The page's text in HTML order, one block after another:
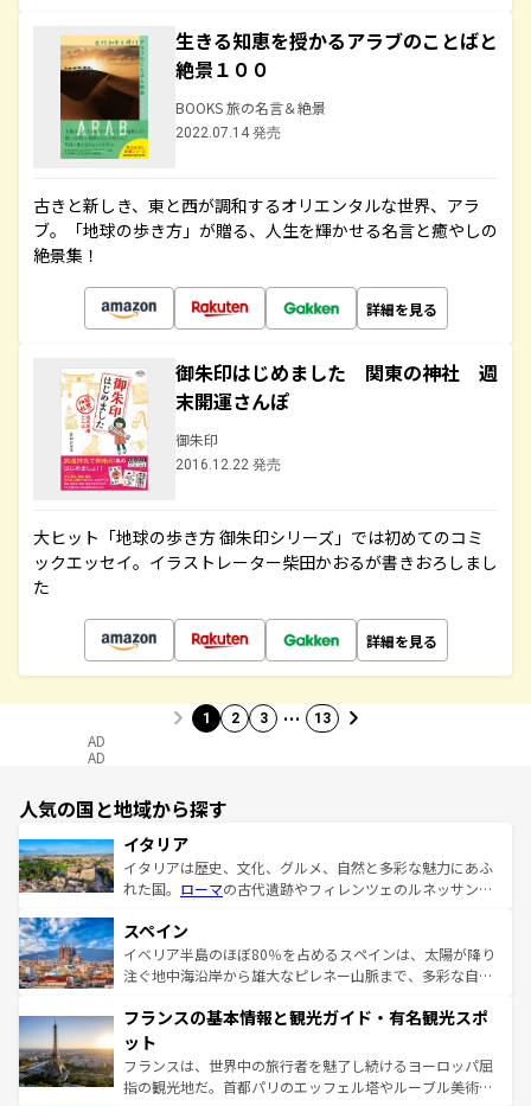
生きる知恵を授かるアラブのことばと
絶景１００
BOOKS 旅の名言＆絶景
2022.07.14 発売
古きと新しき、東と西が調和するオリエンタルな世界、アラ
ブ。「地球の歩き方」が贈る、人生を輝かせる名言と癒やしの
絶景集！
詳細を見る
御朱印はじめました 関東の神社 週
末開運さんぽ
御朱印
2016.12.22 発売
大ヒット「地球の歩き方 御朱印シリーズ」では初めてのコミ
ックエッセイ。イラストレーター柴田かおるが書きおろしまし
た
詳細を見る
1 2 3 … 13
AD
AD
人気の国と地域から探す
イタリア
イタリアは歴史、文化、グルメ、自然と多彩な魅力にあふ
れた国。 ローマの古代遺跡やフィレンツェのルネッサンス
ろん、トスカーナの美しい田園風景やアマルフィ海岸の絶
景など、自然景観も見逃せない。観光の合間には、本場の
ピザやパスタなど、絶品のイタリア料理を堪能することも
ませてくれるイタリアで、忘れられない旅をしてみよう！
なお、新着のイタリア情報は
しい。
スペイン
イベリア半島のほぼ80％を占めるスペインは、太陽が降り
注ぐ地中海沿岸から雄大なピレネー山脈まで、多彩な自然
文化が根付くこの国では、情熱的なフラメンコ、熱気あふ
れる闘牛、そして美味しいタパスが生活の一部となってい
る。首都マドリードの洗練された雰囲気や、バルセロナの
アートに溢れた街角から、地方では古代ローマ遺跡や中世
フランスの基本情報と観光ガイド・有名観光スポ
ット
フランスは、世界中の旅行者を魅了し続けるヨーロッパ屈
指の観光地だ。首都パリのエッフェル塔やルーブル美術館